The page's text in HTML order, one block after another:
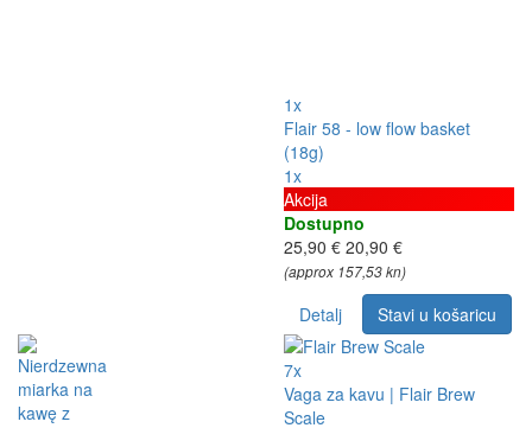
1x
Flair 58 - low flow basket
(18g)
1x
Akcija
Dostupno
25,90 € 20,90 €
(approx 157,53 kn)
Detalj Stavi u košaricu
7x
Vaga za kavu | Flair Brew
Scale